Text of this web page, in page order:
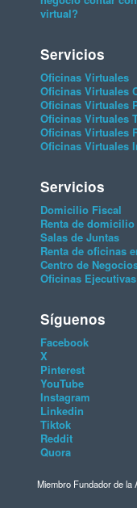
virtual?
Servicios
Oficinas Virtuales
Oficinas Virtuales
Oficinas Virtuales
Oficinas Virtuales
Oficinas Virtuales
Oficinas Virtuales
Servicios
Domicilio Fiscal
Renta de
Salas de Juntas
Renta de oficinas
Centro de
Oficinas Ejecutivas
Síguenos
Facebook
X
Pinterest
YouTube
Instagram
Linkedin
Tiktok
Reddit
Quora
Miembro Fundador de